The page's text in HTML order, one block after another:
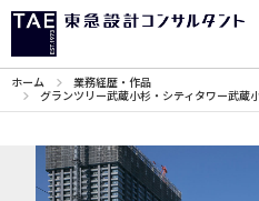
ホーム
業務経歴・作品
グランツリー武蔵小杉・シティタワー武蔵